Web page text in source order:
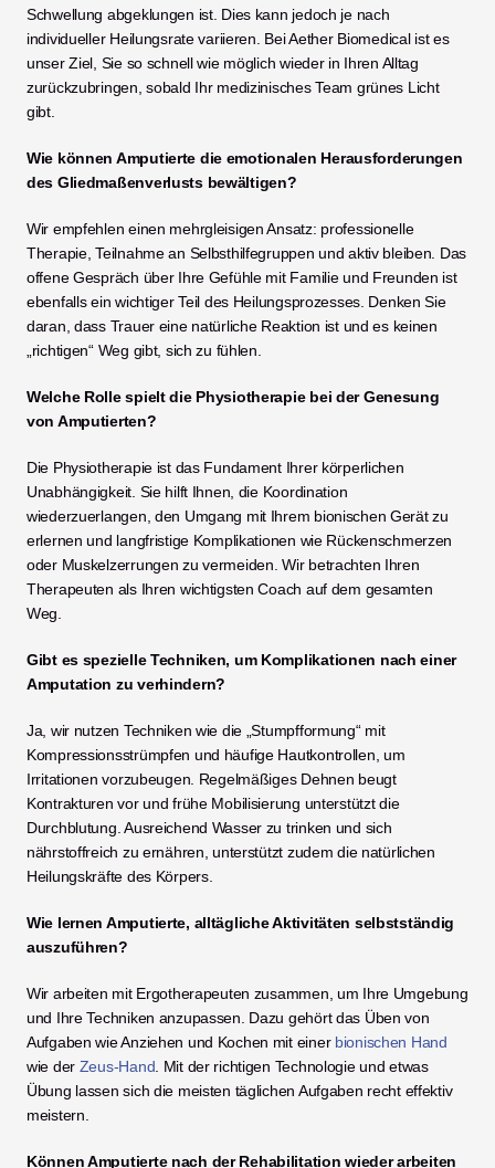
Schwellung abgeklungen ist. Dies kann jedoch je nach
individueller Heilungsrate variieren. Bei Aether Biomedical ist es
unser Ziel, Sie so schnell wie möglich wieder in Ihren Alltag
zurückzubringen, sobald Ihr medizinisches Team grünes Licht
gibt.
Wie können Amputierte die emotionalen Herausforderungen
des Gliedmaßenverlusts bewältigen?
Wir empfehlen einen mehrgleisigen Ansatz: professionelle
Therapie, Teilnahme an Selbsthilfegruppen und aktiv bleiben. Das
offene Gespräch über Ihre Gefühle mit Familie und Freunden ist
ebenfalls ein wichtiger Teil des Heilungsprozesses. Denken Sie
daran, dass Trauer eine natürliche Reaktion ist und es keinen
„richtigen“ Weg gibt, sich zu fühlen.
Welche Rolle spielt die Physiotherapie bei der Genesung
von Amputierten?
Die Physiotherapie ist das Fundament Ihrer körperlichen
Unabhängigkeit. Sie hilft Ihnen, die Koordination
wiederzuerlangen, den Umgang mit Ihrem bionischen Gerät zu
erlernen und langfristige Komplikationen wie Rückenschmerzen
oder Muskelzerrungen zu vermeiden. Wir betrachten Ihren
Therapeuten als Ihren wichtigsten Coach auf dem gesamten
Weg.
Gibt es spezielle Techniken, um Komplikationen nach einer
Amputation zu verhindern?
Ja, wir nutzen Techniken wie die „Stumpfformung“ mit
Kompressionsstrümpfen und häufige Hautkontrollen, um
Irritationen vorzubeugen. Regelmäßiges Dehnen beugt
Kontrakturen vor und frühe Mobilisierung unterstützt die
Durchblutung. Ausreichend Wasser zu trinken und sich
nährstoffreich zu ernähren, unterstützt zudem die natürlichen
Heilungskräfte des Körpers.
Wie lernen Amputierte, alltägliche Aktivitäten selbstständig
auszuführen?
Wir arbeiten mit Ergotherapeuten zusammen, um Ihre Umgebung
und Ihre Techniken anzupassen. Dazu gehört das Üben von
Aufgaben wie Anziehen und Kochen mit einer bionischen Hand
wie der Zeus-Hand . Mit der richtigen Technologie und etwas
Übung lassen sich die meisten täglichen Aufgaben recht effektiv
meistern.
Können Amputierte nach der Rehabilitation wieder arbeiten